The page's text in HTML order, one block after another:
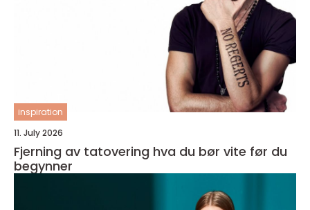
inspiration
11. July 2026
Fjerning av tatovering hva du bør vite før du
begynner